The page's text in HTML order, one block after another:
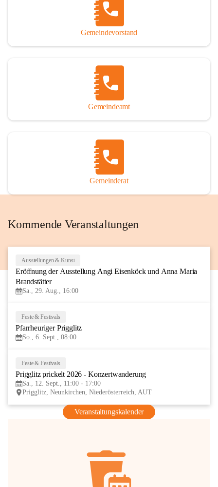
Gemeindevorstand
Gemeindeamt
Gemeinderat
Kommende Veranstaltungen
AUG
Ausstellungen & Kunst
Eröffnung der Ausstellung Angi Eisenköck und Anna Maria
Brandstätter
Sa., 29. Aug., 16:00
Feste & Festivals
Pfarrheuriger Prigglitz
So., 6. Sept., 08:00
Feste & Festivals
Prigglitz prickelt 2026 - Konzertwanderung
Sa., 12. Sept., 11:00 - 17:00
Prigglitz, Neunkirchen, Niederösterreich, AUT
Veranstaltungskalender